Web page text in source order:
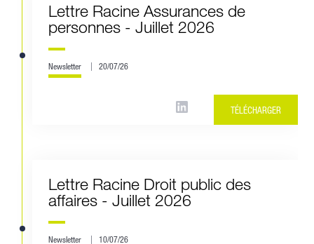
Lettre Racine Assurances de
personnes - Juillet 2026
Newsletter 20/07/26
TÉLÉCHARGER
Lettre Racine Droit public des
affaires - Juillet 2026
Newsletter 10/07/26